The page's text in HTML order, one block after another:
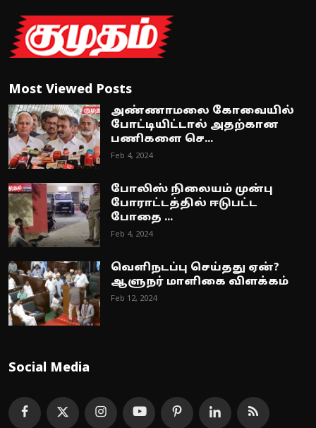
Most Viewed Posts
அண்ணாமலை கோவையில்
போட்டியிட்டால் அதற்கான
பணிகளை செ...
Feb 4, 2024
போலிஸ் நிலையம் முன்பு
போராட்டத்தில் ஈடுபட்ட
போதை ...
Feb 4, 2024
வெளிநடப்பு செய்தது ஏன்?
ஆளுநர் மாளிகை விளக்கம்
Feb 12, 2024
Social Media